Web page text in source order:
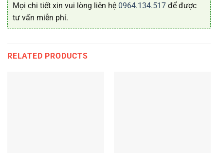
Mọi chi tiết xin vui lòng liên hệ 0964.134.517 để được
tư vấn miễn phí.
RELATED PRODUCTS